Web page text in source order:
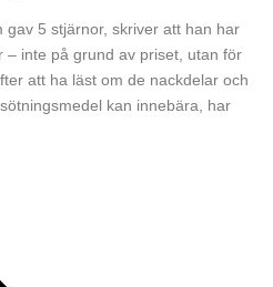
gav 5 stjärnor, skriver att han har
– inte på grund av priset, utan för
att ha läst om de nackdelar och
kan innebära, har